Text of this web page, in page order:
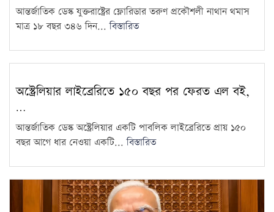
14
শুরু হয়েছে: জামায়াত আমির
15
নিরাপত্তা ব্যবস্থা
আন্তর্জাতিক ডেস্ক যুক্তরাষ্ট্রের ফ্লোরিডার তরুণ প্রকৌশলী নাথান থমাস
মাত্র ১৮ বছর ৩৪৬ দিন...বিস্তারিত
অস্ট্রেলিয়ার লাইব্রেরিতে ১৫০ বছর পর ফেরত এল বই,
…
আন্তর্জাতিক ডেস্ক অস্ট্রেলিয়ার একটি পাবলিক লাইব্রেরিতে প্রায় ১৫০
বছর আগে ধার নেওয়া একটি...বিস্তারিত